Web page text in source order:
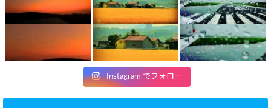
Instagram でフォロー